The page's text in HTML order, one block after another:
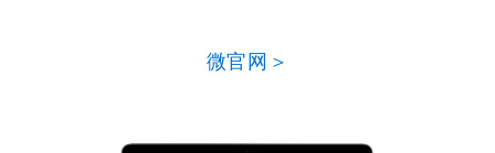
微官网＞